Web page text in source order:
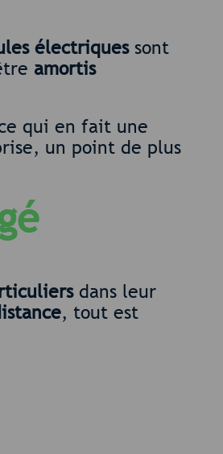
électriquessont
amortis
qui en fait une
un point de plus
dans leur
, tout est